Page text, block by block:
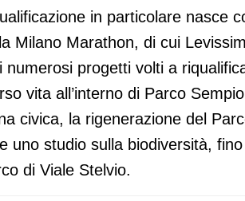
in particolare nasce
Milano Marathon, di cui
progetti volti a
vita all’interno di Parco
civica, la rigenerazione del
uno studio sulla biodiversità,
di Viale Stelvio.